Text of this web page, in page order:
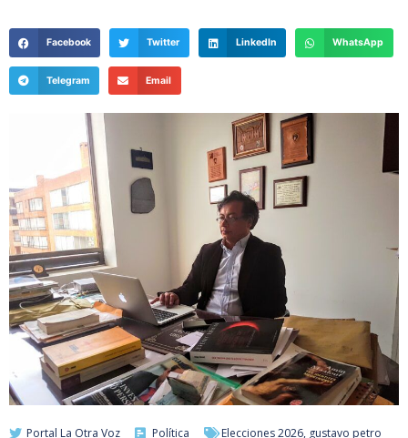
Facebook Twitter LinkedIn WhatsApp
Telegram Email
Portal La Otra Voz Política Elecciones 2026, gustavo petro